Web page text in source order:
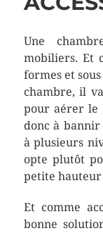
Une
mobiliers. Et
formes et
chambre, il
pour aérer le
donc à bannir
à plusieurs
opte plutôt
petite
Et comme
bonne